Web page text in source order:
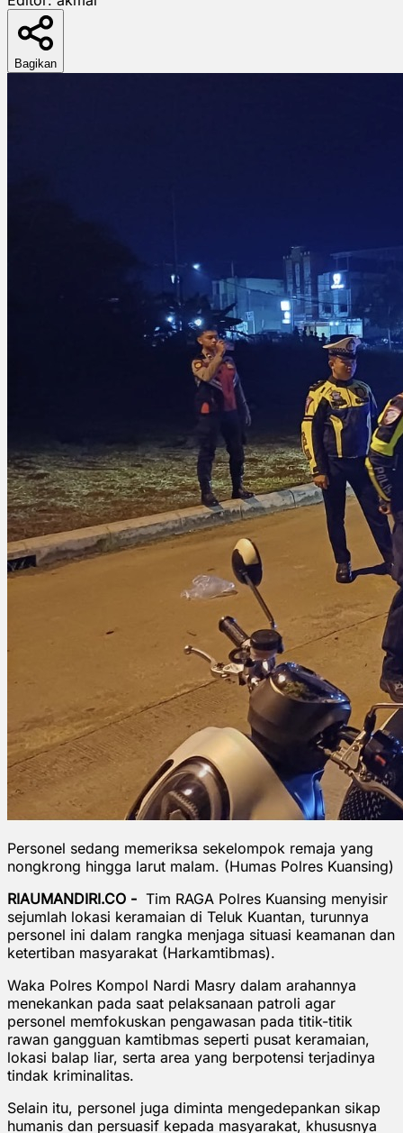
Bagikan
Personel sedang memeriksa sekelompok remaja yang
nongkrong hingga larut malam. (Humas Polres Kuansing)
RIAUMANDIRI.CO - Tim RAGA Polres Kuansing menyisir
sejumlah lokasi keramaian di Teluk Kuantan, turunnya
personel ini dalam rangka menjaga situasi keamanan dan
ketertiban masyarakat (Harkamtibmas).
Waka Polres Kompol Nardi Masry dalam arahannya
menekankan pada saat pelaksanaan patroli agar
personel memfokuskan pengawasan pada titik-titik
rawan gangguan kamtibmas seperti pusat keramaian,
lokasi balap liar, serta area yang berpotensi terjadinya
tindak kriminalitas.
Selain itu, personel juga diminta mengedepankan sikap
humanis dan persuasif kepada masyarakat, khususnya